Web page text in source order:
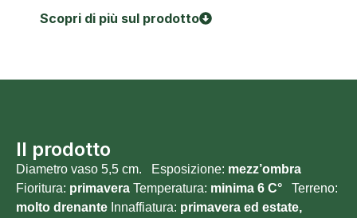
Scopri di più sul prodotto
Il prodotto
Diametro vaso 5,5 cm. Esposizione: mezz’ombra
Fioritura: primavera Temperatura: minima 6 C°
Terreno:
molto drenante Innaffiatura: primavera ed estate,